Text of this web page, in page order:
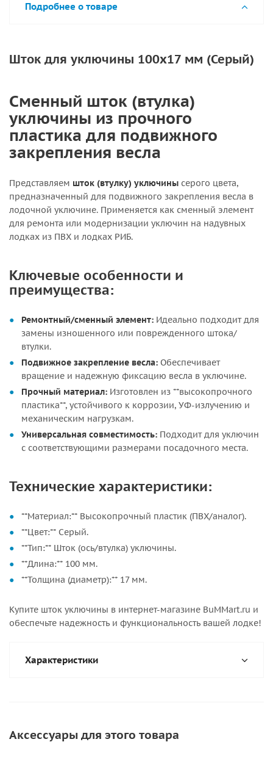
Подробнее о товаре
Шток для уключины 100х17 мм (Серый)
Сменный шток (втулка)
уключины из прочного
пластика для подвижного
закрепления весла
Представляем шток (втулку) уключины серого цвета,
предназначенный для подвижного закрепления весла в
лодочной уключине. Применяется как сменный элемент
для ремонта или модернизации уключин на надувных
лодках из ПВХ и лодках РИБ.
Ключевые особенности и
преимущества:
Ремонтный/сменный элемент: Идеально подходит для
замены изношенного или поврежденного штока/
втулки.
Подвижное закрепление весла: Обеспечивает
вращение и надежную фиксацию весла в уключине.
Прочный материал: Изготовлен из **высокопрочного
пластика**, устойчивого к коррозии, УФ-излучению и
механическим нагрузкам.
Универсальная совместимость: Подходит для уключин
с соответствующими размерами посадочного места.
Технические характеристики:
**Материал:** Высокопрочный пластик (ПВХ/аналог).
**Цвет:** Серый.
**Тип:** Шток (ось/втулка) уключины.
**Длина:** 100 мм.
**Толщина (диаметр):** 17 мм.
Купите шток уключины в интернет-магазине BuMMart.ru и
обеспечьте надежность и функциональность вашей лодке!
Характеристики
Аксессуары для этого товара